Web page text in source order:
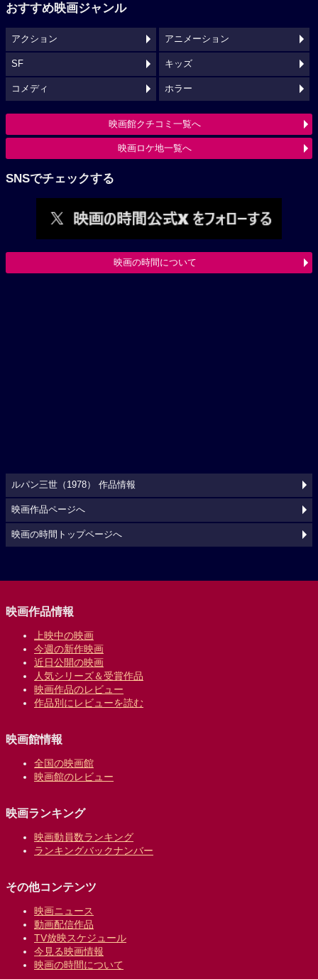
おすすめ映画ジャンル
アクション アニメーション
SF キッズ
コメディ ホラー
映画館クチコミ一覧へ
映画ロケ地一覧へ
SNSでチェックする
映画の時間について
ルパン三世（1978） 作品情報
映画作品ページへ
映画の時間トップページへ
映画作品情報
上映中の映画
今週の新作映画
近日公開の映画
人気シリーズ＆受賞作品
映画作品のレビュー
作品別にレビューを読む
映画館情報
全国の映画館
映画館のレビュー
映画ランキング
映画動員数ランキング
ランキングバックナンバー
その他コンテンツ
映画ニュース
動画配信作品
TV放映スケジュール
今見る映画情報
映画の時間について